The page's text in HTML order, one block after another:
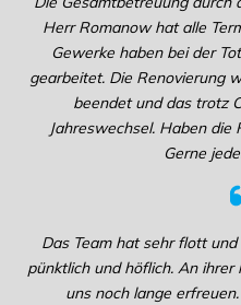
Herr Romanow hat alle
Gewerke haben bei der
gearbeitet. Die Renovierung
beendet und das trotz
Jahreswechsel. Haben
Gerne
Das Team hat sehr flott
pünktlich und höflich. An
uns noch lange